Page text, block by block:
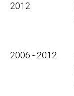
2012
2006 - 2012